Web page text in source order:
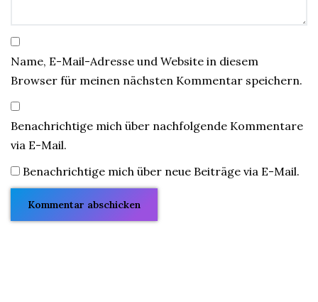
Name, E-Mail-Adresse und Website in diesem
Browser für meinen nächsten Kommentar speichern.
Benachrichtige mich über nachfolgende Kommentare
via E-Mail.
Benachrichtige mich über neue Beiträge via E-Mail.